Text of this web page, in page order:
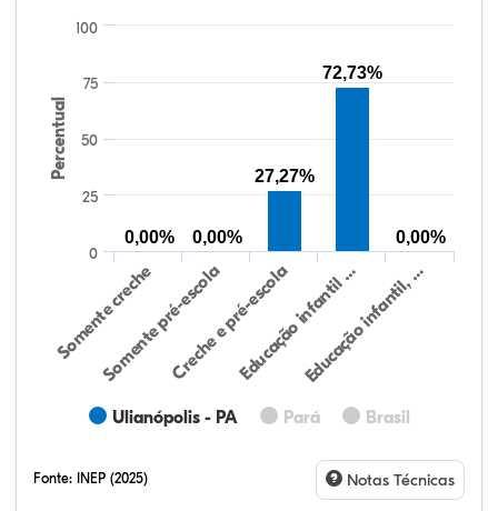
Percentual
Ulianópolis - PA Pará Brasil
Somente creche
Somente pré-escolaCreche e pré-escolaEducação infantil …
Educação infantil, …
0
25
50
75
100
0,00% 0,00%
27,27%
72,73%
0,00%
Fonte: INEP (2025) Notas Técnicas